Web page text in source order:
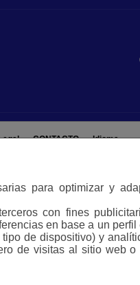
para optimizar y
con fines
en base a un perfil
de dispositivo) y
de visitas al sitio web o
CONTACTO Idioma